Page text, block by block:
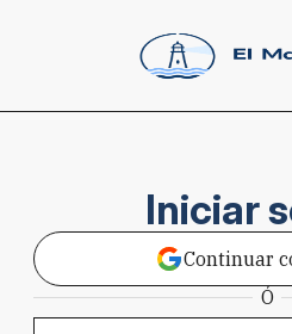
Iniciar
Continuar
Ó